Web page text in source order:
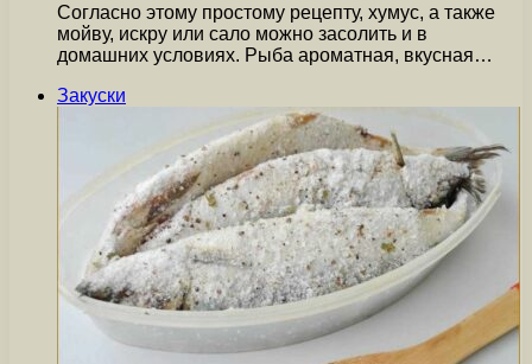
Согласно этому простому рецепту, хумус, а также
мойву, искру или сало можно засолить и в
домашних условиях. Рыба ароматная, вкусная…
Закуски